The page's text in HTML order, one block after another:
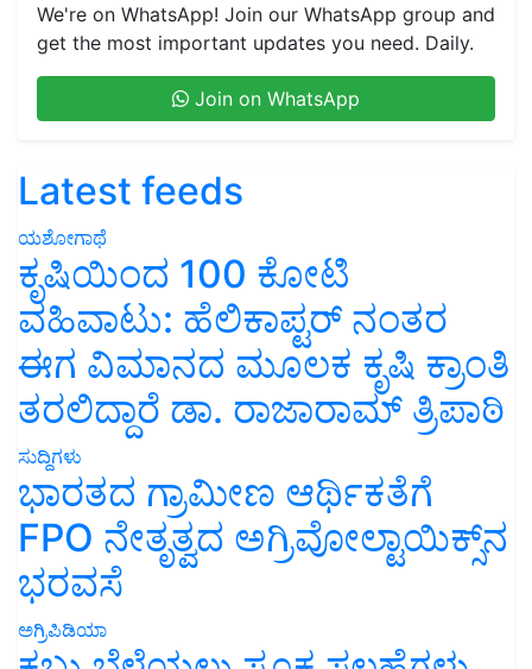
We're on WhatsApp! Join our WhatsApp group and
get the most important updates you need. Daily.
Join on WhatsApp
Latest feeds
ಯಶೋಗಾಥೆ
ಕೃಷಿಯಿಂದ 100 ಕೋಟಿ
ವಹಿವಾಟು: ಹೆಲಿಕಾಪ್ಟರ್ ನಂತರ
ಈಗ ವಿಮಾನದ ಮೂಲಕ ಕೃಷಿ ಕ್ರಾಂತಿ
ತರಲಿದ್ದಾರೆ ಡಾ. ರಾಜಾರಾಮ್ ತ್ರಿಪಾಠಿ
ಸುದ್ದಿಗಳು
ಭಾರತದ ಗ್ರಾಮೀಣ ಆರ್ಥಿಕತೆಗೆ
FPO ನೇತೃತ್ವದ ಅಗ್ರಿವೋಲ್ಟಾಯಿಕ್ಸ್‌ನ
ಭರವಸೆ
ಅಗ್ರಿಪಿಡಿಯಾ